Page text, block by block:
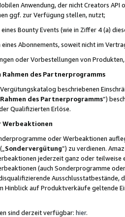
Anwendung, der nicht Creators
ggf. zur Verfügung stellen, nutzt;
Bounty Events (wie in Ziffer 4 (a)
Abonnements, soweit nicht im
oder Vorbestellungen von
des Partnerprogramms
beschriebenen
des Partnerprogramms“)
Qualifizierten Erlöse.
Werbeaktionen
oder Werbeaktionen
Sondervergütung”) zu verdienen.
jederzeit ganz oder
(auch Sonderprogramme
Ausschlusstatbestände,
Hinblick auf Produktverkäufe geltende
sind derzeit verfügbar: hier.